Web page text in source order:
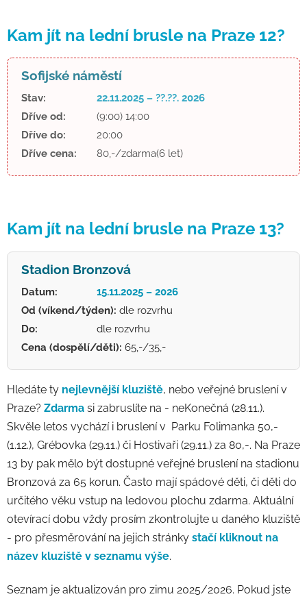
Kam jít na lední brusle na Praze 12?
Sofijské náměstí
Stav:
22.11.2025 – ??.??. 2026
Dříve od:
(9:00) 14:00
Dříve do:
20:00
Dříve cena:
80,-/zdarma(6 let)
Kam jít na lední brusle na Praze 13?
Stadion Bronzová
Datum:
15.11.2025 – 2026
Od (víkend/týden): dle rozvrhu
Do:
dle rozvrhu
Cena (dospělí/děti): 65,-/35,-
Hledáte ty nejlevnější kluziště, nebo veřejné bruslení v
Praze? Zdarma si zabruslíte na - neKonečná (28.11.).
Skvěle letos vychází i bruslení v Parku Folimanka 50,-
(1.12.), Grébovka (29.11.) či Hostivaři (29.11.) za 80,-. Na Praze
13 by pak mělo být dostupné veřejné bruslení na stadionu
Bronzová za 65 korun. Často mají spádové děti, či děti do
určitého věku vstup na ledovou plochu zdarma. Aktuální
otevírací dobu vždy prosím zkontrolujte u daného kluziště
- pro přesměrování na jejich stránky stačí kliknout na
název kluziště v seznamu výše.
Seznam je aktualizován pro zimu 2025/2026. Pokud jste